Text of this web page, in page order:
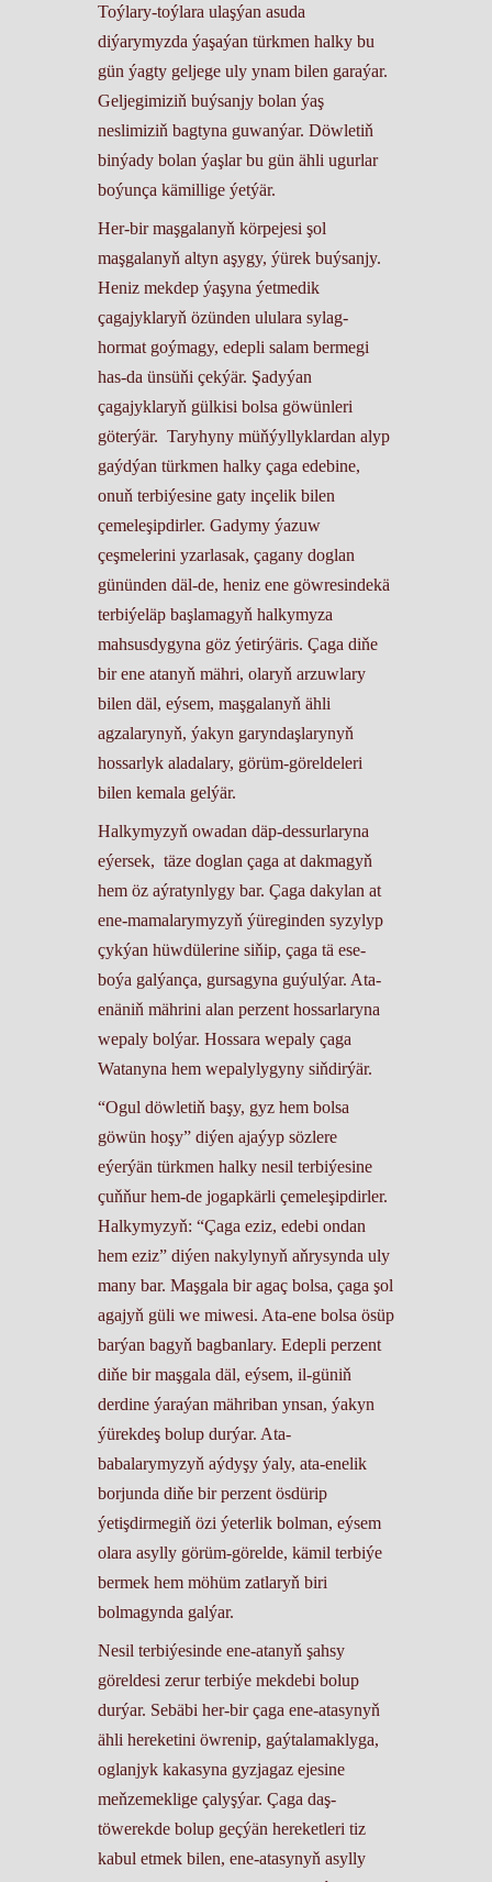
Toýlary-toýlara ulaşýan asuda
diýarymyzda ýaşaýan türkmen halky bu
gün ýagty geljege uly ynam bilen garaýar.
Geljegimiziň buýsanjy bolan ýaş
neslimiziň bagtyna guwanýar. Döwletiň
binýady bolan ýaşlar bu gün ähli ugurlar
boýunça kämillige ýetýär.
Her-bir maşgalanyň körpejesi şol
maşgalanyň altyn aşygy, ýürek buýsanjy.
Heniz mekdep ýaşyna ýetmedik
çagajyklaryň özünden ululara sylag-
hormat goýmagy, edepli salam bermegi
has-da ünsüňi çekýär. Şadyýan
çagajyklaryň gülkisi bolsa göwünleri
göterýär. Taryhyny müňýyllyklardan alyp
gaýdýan türkmen halky çaga edebine,
onuň terbiýesine gaty inçelik bilen
çemeleşipdirler. Gadymy ýazuw
çeşmelerini yzarlasak, çagany doglan
gününden däl-de, heniz ene göwresindekä
terbiýeläp başlamagyň halkymyza
mahsusdygyna göz ýetirýäris. Çaga diňe
bir ene atanyň mähri, olaryň arzuwlary
bilen däl, eýsem, maşgalanyň ähli
agzalarynyň, ýakyn garyndaşlarynyň
hossarlyk aladalary, görüm-göreldeleri
bilen kemala gelýär.
Halkymyzyň owadan däp-dessurlaryna
eýersek, täze doglan çaga at dakmagyň
hem öz aýratynlygy bar. Çaga dakylan at
ene-mamalarymyzyň ýüreginden syzylyp
çykýan hüwdülerine siňip, çaga tä ese-
boýa galýança, gursagyna guýulýar. Ata-
enäniň mährini alan perzent hossarlaryna
wepaly bolýar. Hossara wepaly çaga
Watanyna hem wepalylygyny siňdirýär.
“Ogul döwletiň başy, gyz hem bolsa
göwün hoşy” diýen ajaýyp sözlere
eýerýän türkmen halky nesil terbiýesine
çuňňur hem-de jogapkärli çemeleşipdirler.
Halkymyzyň: “Çaga eziz, edebi ondan
hem eziz” diýen nakylynyň aňrysynda uly
many bar. Maşgala bir agaç bolsa, çaga şol
agajyň güli we miwesi. Ata-ene bolsa ösüp
barýan bagyň bagbanlary. Edepli perzent
diňe bir maşgala däl, eýsem, il-güniň
derdine ýaraýan mähriban ynsan, ýakyn
ýürekdeş bolup durýar. Ata-
babalarymyzyň aýdyşy ýaly, ata-enelik
borjunda diňe bir perzent ösdürip
ýetişdirmegiň özi ýeterlik bolman, eýsem
olara asylly görüm-görelde, kämil terbiýe
bermek hem möhüm zatlaryň biri
bolmagynda galýar.
Nesil terbiýesinde ene-atanyň şahsy
göreldesi zerur terbiýe mekdebi bolup
durýar. Sebäbi her-bir çaga ene-atasynyň
ähli hereketini öwrenip, gaýtalamaklyga,
oglanjyk kakasyna gyzjagaz ejesine
meňzemeklige çalyşýar. Çaga daş-
töwerekde bolup geçýän hereketleri tiz
kabul etmek bilen, ene-atasynyň asylly